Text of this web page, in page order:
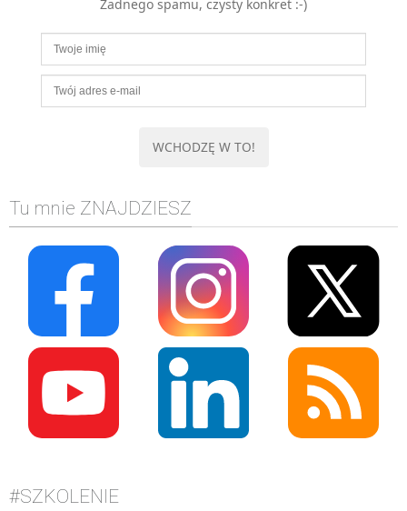
Żadnego spamu, czysty konkret :-)
Tu mnie ZNAJDZIESZ
#SZKOLENIE